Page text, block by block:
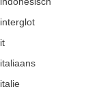
interglot
it
italiaans
italie